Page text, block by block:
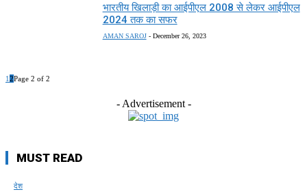
भारतीय खिलाड़ी का आईपीएल 2008 से लेकर आईपीएल
2024 तक का सफर
AMAN SAROJ - December 26, 2023
12Page 2 of 2
- Advertisement -
MUST READ
देश